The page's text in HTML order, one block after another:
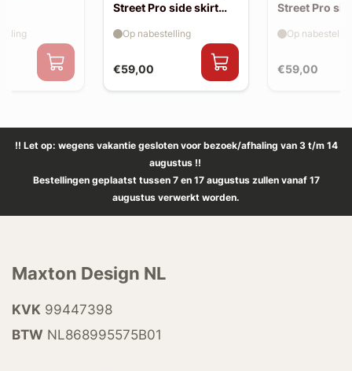
Street Pro side skirt
€59,00
Op nabestelling
Street Pro
€59,00
Op
!! Let op: wegens vakantie gesloten voor bezoek/afhaling van 3 t/m 14
augustus !!
Bestellingen geplaatst tussen 7 en 17 augustus zullen vanaf 17
augustus verwerkt worden.
Maxton Design NL
KVK 99447398
BTW NL868995575B01